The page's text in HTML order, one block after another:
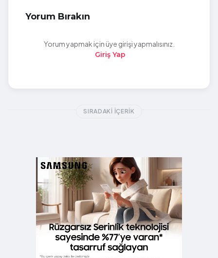
Yorum Bırakın
Yorum yapmak için üye girişi yapmalısınız.
Giriş Yap
SIRADAKI İÇERIK